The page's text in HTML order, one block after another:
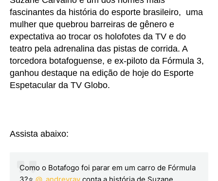
fascinantes da história do esporte brasileiro, uma
mulher que quebrou barreiras de gênero e
expectativa ao trocar os holofotes da TV e do
teatro pela adrenalina das pistas de corrida. A
torcedora botafoguense, e ex-piloto da Fórmula 3,
ganhou destaque na edição de hoje do Esporte
Espetacular da TV Globo.
Assista abaixo:
Como o Botafogo foi parar em um carro de Fórmula